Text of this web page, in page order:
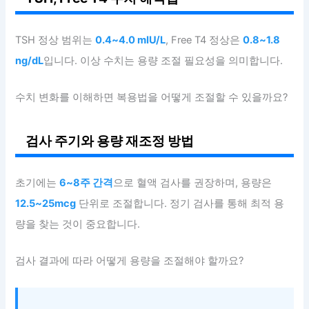
TSH 정상 범위는0.4~4.0 mIU/L, Free T4 정상은0.8~1.8
ng/dL입니다. 이상 수치는 용량 조절 필요성을 의미합니다.
수치 변화를 이해하면 복용법을 어떻게 조절할 수 있을까요?
검사 주기와 용량 재조정 방법
초기에는6~8주 간격으로 혈액 검사를 권장하며, 용량은
12.5~25mcg 단위로 조절합니다. 정기 검사를 통해 최적 용
량을 찾는 것이 중요합니다.
검사 결과에 따라 어떻게 용량을 조절해야 할까요?